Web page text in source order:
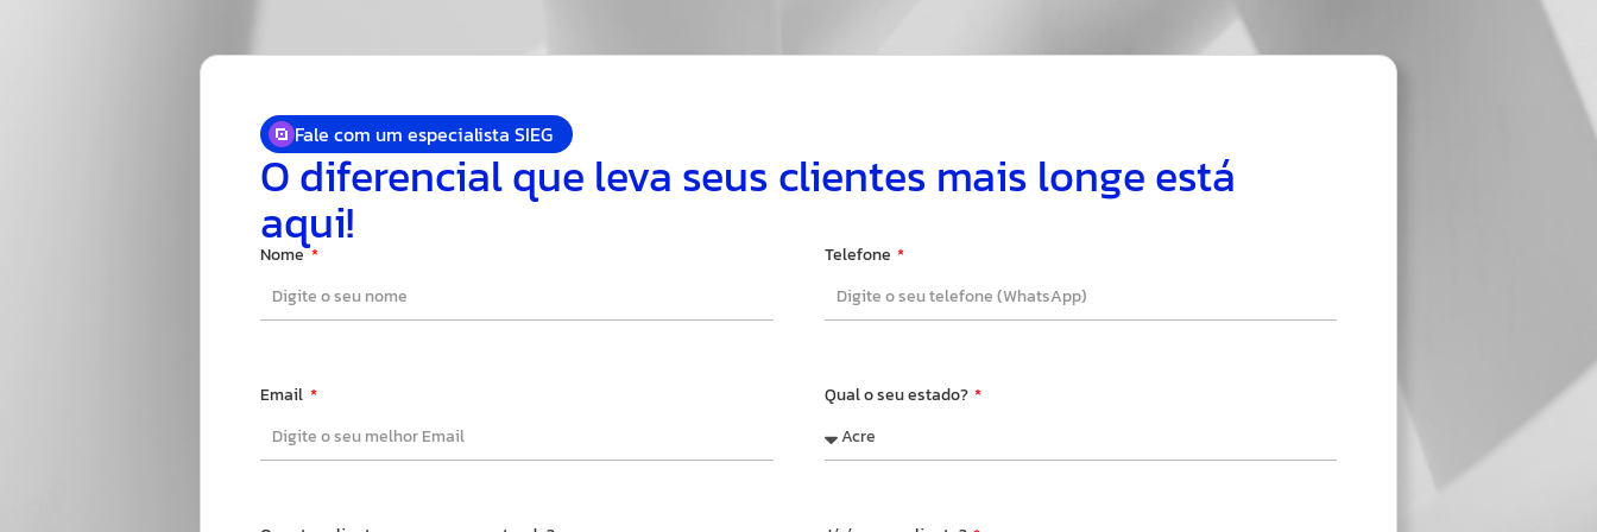
Fale com um especialista SIEG
O diferencial que leva seus clientes mais longe está
aqui!
Nome Telefone
Email Qual o seu estado?